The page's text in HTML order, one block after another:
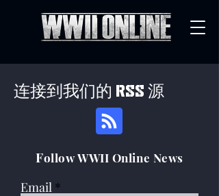
连接到我们的 RSS 源
Follow WWII Online News
Email